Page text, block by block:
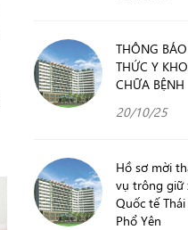
THÔNG
THỨC Y
CHỮA BỆNH
20/10/25
Hồ sơ mời
vụ trông giữ
Quốc tế
Phổ Yên